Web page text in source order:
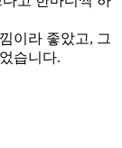
이라 좋았고, 그
습니다.